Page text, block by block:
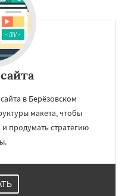
в Берёзовском
макета, чтобы
продумать стратегию